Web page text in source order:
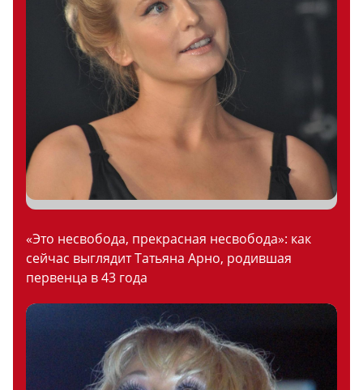
«Это несвобода, прекрасная несвобода»: как
сейчас выглядит Татьяна Арно, родившая
первенца в 43 года